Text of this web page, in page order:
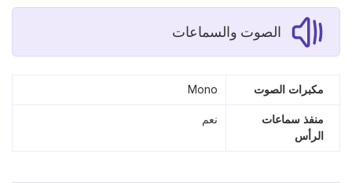
الصوت والسماعات
مكبرات الصوت Mono
منفذ سماعات
الرأس
نعم